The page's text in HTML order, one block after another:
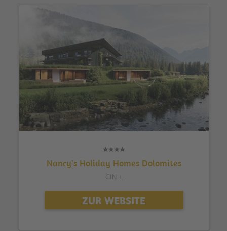
Nancy's Holiday Homes Dolomites
CIN +
ZUR WEBSITE